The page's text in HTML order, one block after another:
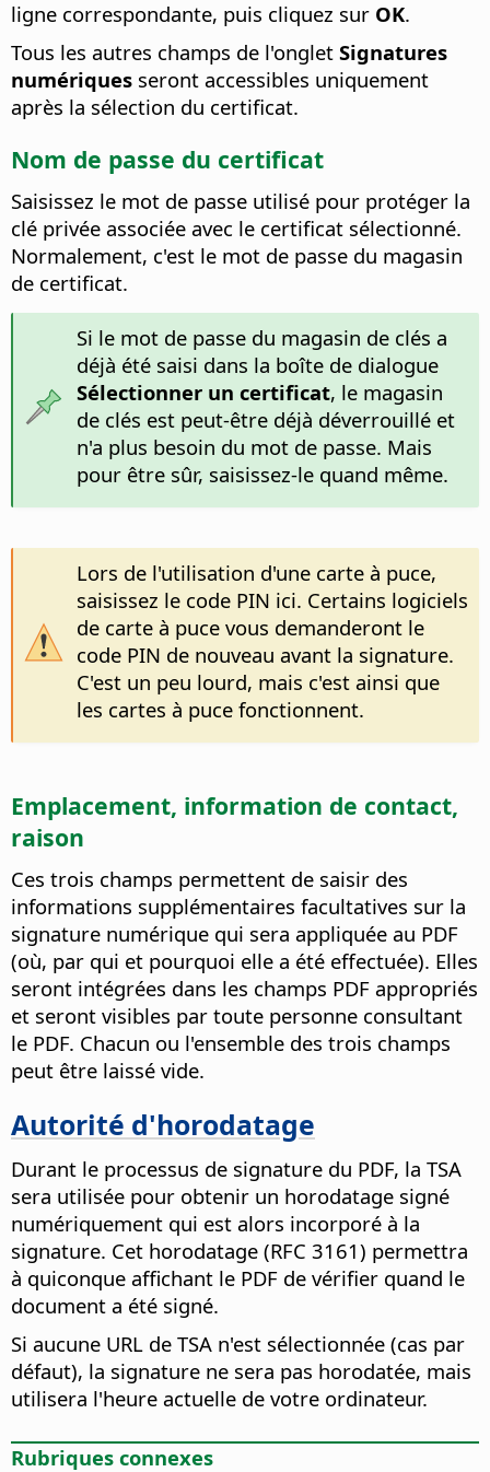
ligne correspondante, puis cliquez sur OK.
Tous les autres champs de l'onglet Signatures
numériques seront accessibles uniquement
après la sélection du certificat.
Nom de passe du certificat
Saisissez le mot de passe utilisé pour protéger la
clé privée associée avec le certificat sélectionné.
Normalement, c'est le mot de passe du magasin
de certificat.
Si le mot de passe du magasin de clés a
déjà été saisi dans la boîte de dialogue
Sélectionner un certificat, le magasin
de clés est peut-être déjà déverrouillé et
n'a plus besoin du mot de passe. Mais
pour être sûr, saisissez-le quand même.
Lors de l'utilisation d'une carte à puce,
saisissez le code PIN ici. Certains logiciels
de carte à puce vous demanderont le
code PIN de nouveau avant la signature.
C'est un peu lourd, mais c'est ainsi que
les cartes à puce fonctionnent.
Emplacement, information de contact,
raison
Ces trois champs permettent de saisir des
informations supplémentaires facultatives sur la
signature numérique qui sera appliquée au PDF
(où, par qui et pourquoi elle a été effectuée). Elles
seront intégrées dans les champs PDF appropriés
et seront visibles par toute personne consultant
le PDF. Chacun ou l'ensemble des trois champs
peut être laissé vide.
Autorité d'horodatage
Durant le processus de signature du PDF, la TSA
sera utilisée pour obtenir un horodatage signé
numériquement qui est alors incorporé à la
signature. Cet horodatage (RFC 3161) permettra
à quiconque affichant le PDF de vérifier quand le
document a été signé.
Si aucune URL de TSA n'est sélectionnée (cas par
défaut), la signature ne sera pas horodatée, mais
utilisera l'heure actuelle de votre ordinateur.
Rubriques connexes